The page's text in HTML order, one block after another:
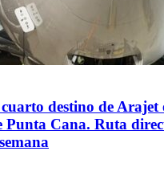
destino de Arajet
Punta Cana. Ruta